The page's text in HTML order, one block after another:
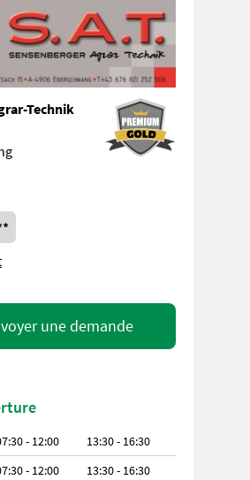
Technik
une demande
- 12:00
13:30 - 16:30
- 12:00
13:30 - 16:30